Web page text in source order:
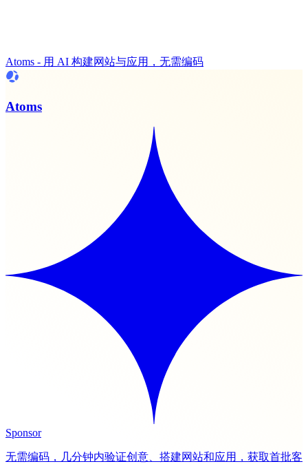
Atoms - 用 AI 构建网站与应用，无需编码
Atoms
Sponsor
无需编码，几分钟内验证创意、搭建网站和应用，获取首批客